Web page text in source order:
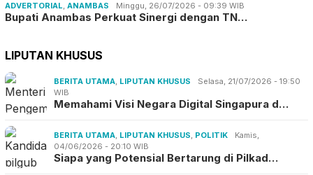
ADVERTORIAL, ANAMBAS Minggu, 26/07/2026 - 09:39 WIB
Bupati Anambas Perkuat Sinergi dengan TN…
LIPUTAN KHUSUS
BERITA UTAMA, LIPUTAN KHUSUS
Selasa, 21/07/2026 - 19:50
WIB
Memahami Visi Negara Digital Singapura d…
BERITA UTAMA, LIPUTAN KHUSUS, POLITIK
Kamis,
04/06/2026 - 20:10 WIB
Siapa yang Potensial Bertarung di Pilkad…